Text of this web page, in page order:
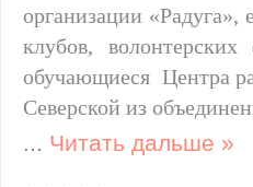
организации «Радуга»,
клубов,
обучающиеся Центра
Северской из
... Читать дальше »